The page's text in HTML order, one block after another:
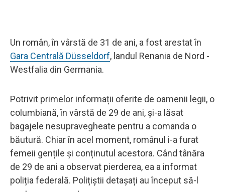
Un român, în vârstă de 31 de ani, a fost arestat în
Gara Centrală Düsseldorf, landul Renania de Nord -
Westfalia din Germania.
Potrivit primelor informații oferite de oamenii legii, o
columbiană, în vârstă de 29 de ani, şi-a lăsat
bagajele nesupravegheate pentru a comanda o
băutură. Chiar în acel moment, românul i-a furat
femeii gențile și conținutul acestora. Când tânăra
de 29 de ani a observat pierderea, ea a informat
poliția federală. Polițiștii detașați au început să-l